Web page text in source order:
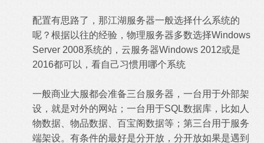
配置有思路了，那江湖服务器一般选择什么系统的
呢？根据以往的经验，物理服务器多数选择Windows
Server 2008系统的，云服务器Windows 2012或是
2016都可以，看自己习惯用哪个系统
一般商业大服都会准备三台服务器，一台用于外部架
设，就是对外的网站；一台用于SQL数据库，比如人
物数据、物品数据、百宝阁数据等；第三台用于服务
端架设。有条件的最好是分开放，分开放如果是遇到